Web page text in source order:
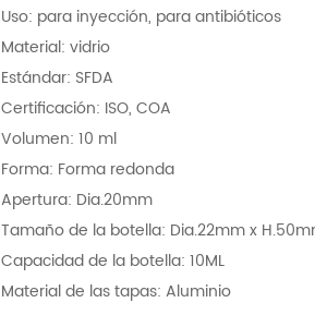
Uso: para inyección, para antibióticos
Material: vidrio
Estándar: SFDA
Certificación: ISO, COA
Volumen: 10 ml
Forma: Forma redonda
Apertura: Dia.20mm
Tamaño de la botella: Dia.22mm x
Capacidad de la botella: 10ML
Material de las tapas: Aluminio